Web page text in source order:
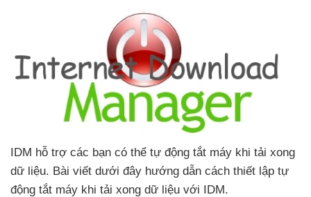
IDM hỗ trợ các bạn có thể tự động tắt máy khi tải xong
dữ liệu. Bài viết dưới đây hướng dẫn cách thiết lập tự
động tắt máy khi tải xong dữ liệu với IDM.